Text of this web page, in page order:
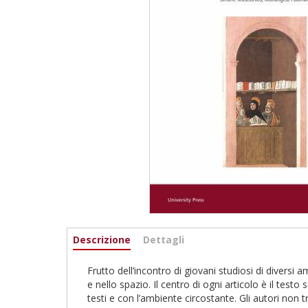
Informazioni
Descrizione (scheda
Dettagli
Frutto dell’incontro di giovani studiosi di diversi
e nello spazio. Il centro di ogni articolo è il testo
testi e con l’ambiente circostante. Gli autori